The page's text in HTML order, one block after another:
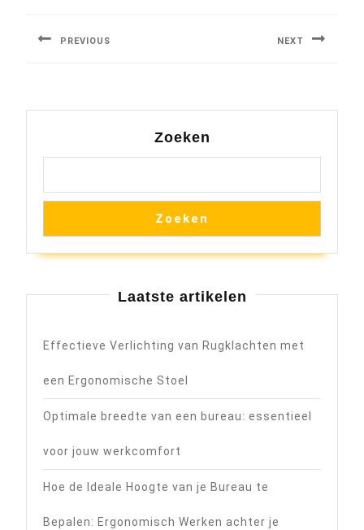
PREVIOUS NEXT
Zoeken
Zoeken
Laatste artikelen
Effectieve Verlichting van Rugklachten met
een Ergonomische Stoel
Optimale breedte van een bureau: essentieel
voor jouw werkcomfort
Hoe de Ideale Hoogte van je Bureau te
Bepalen: Ergonomisch Werken achter je